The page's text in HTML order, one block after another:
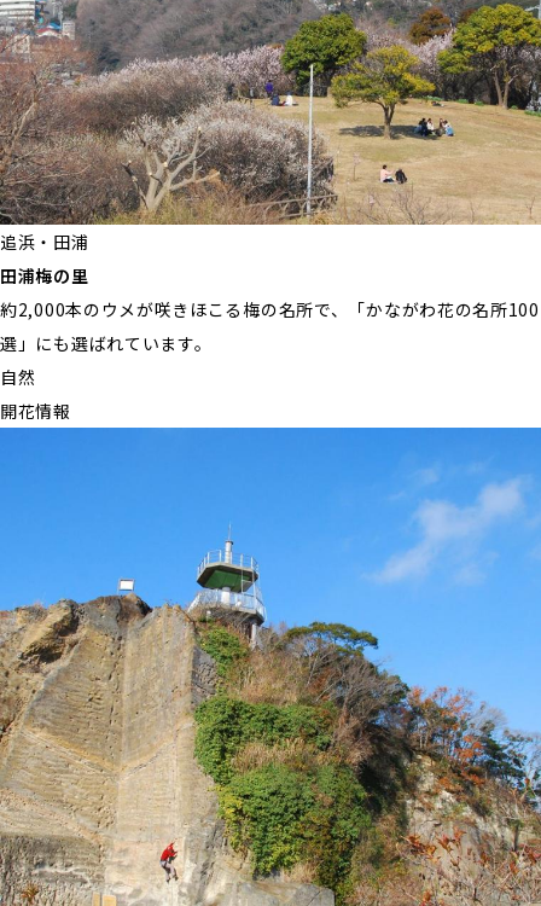
追浜・田浦
田浦梅の里
約2,000本のウメが咲きほこる梅の名所で、「かながわ花の名所100
選」にも選ばれています。
自然
開花情報